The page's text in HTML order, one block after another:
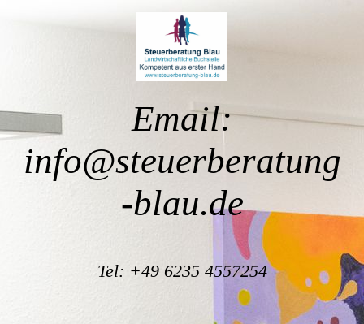
Email:
info@steuerberatung
-blau.de
Tel: +49 6235 4557254